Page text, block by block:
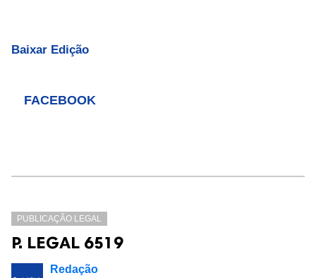
Baixar Edição
FACEBOOK
PUBLICAÇÃO LEGAL
P. LEGAL 6519
Redação